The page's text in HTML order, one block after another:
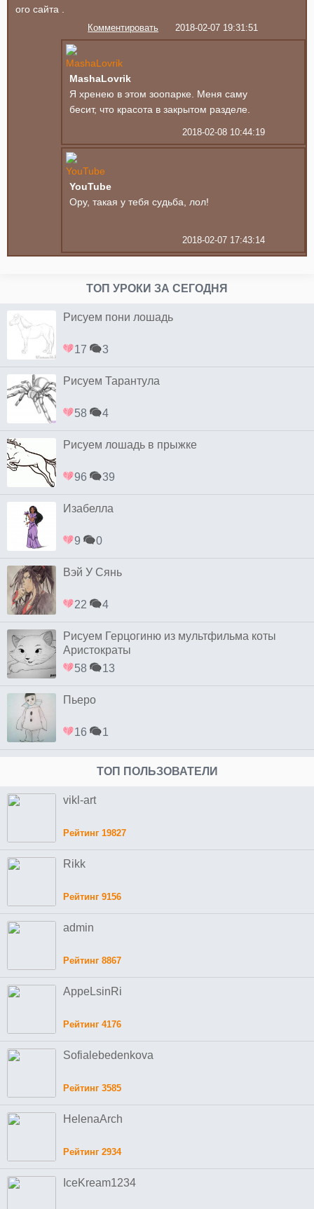
ого сайта .
Комментировать 2018-02-07 19:31:51
MashaLovrik
Я хренею в этом зоопарке. Меня саму
бесит, что красота в закрытом разделе.
2018-02-08 10:44:19
YouTube
Ору, такая у тебя судьба, лол!
2018-02-07 17:43:14
ТОП УРОКИ ЗА СЕГОДНЯ
Рисуем пони лошадь
17 3
Рисуем Тарантула
58 4
Рисуем лошадь в прыжке
96 39
Изабелла
9 0
Вэй У Сянь
22 4
Рисуем Герцогиню из мультфильма коты
Аристократы
58
13
Пьеро
16 1
ТОП ПОЛЬЗОВАТЕЛИ
vikl-art
Рейтинг 19827
Rikk
Рейтинг 9156
admin
Рейтинг 8867
AppeLsinRi
Рейтинг 4176
Sofialebedenkova
Рейтинг 3585
HelenaArch
Рейтинг 2934
IceKream1234